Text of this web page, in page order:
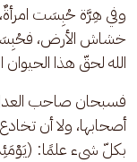
وفي هِرَّة حُبِسَت امرأةٌ،
خشاش الأرض، فحُبِسَت
الله لحقّ هذا
فسبحان صاحب العدل
أصحابها، ولا أن
بكلّ شيء علمًا: